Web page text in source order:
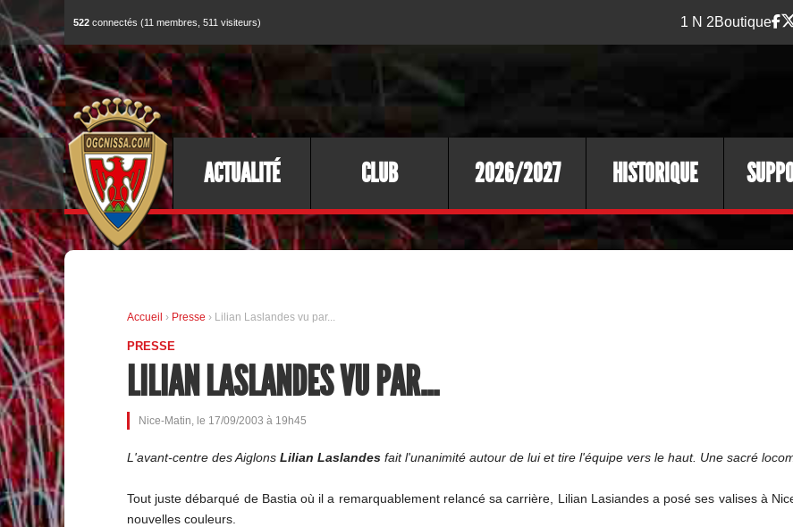
522 connectés (11 membres, 511 visiteurs) 1 N 2Boutique
ACTUALITÉ CLUB 2026/2027 HISTORIQUE
Accueil › Presse › Lilian Laslandes vu par...
PRESSE
LILIAN LASLANDES VU PAR...
Nice-Matin, le 17/09/2003 à 19h45
L'avant-centre des Aiglons Lilian Laslandes fait l'unanimité autour de lui et tire l'équipe vers le haut. Une sacré
Tout juste débarqué de Bastia où il a remarquablement relancé sa carrière, Lilian Lasiandes a posé ses valises à
nouvelles couleurs.